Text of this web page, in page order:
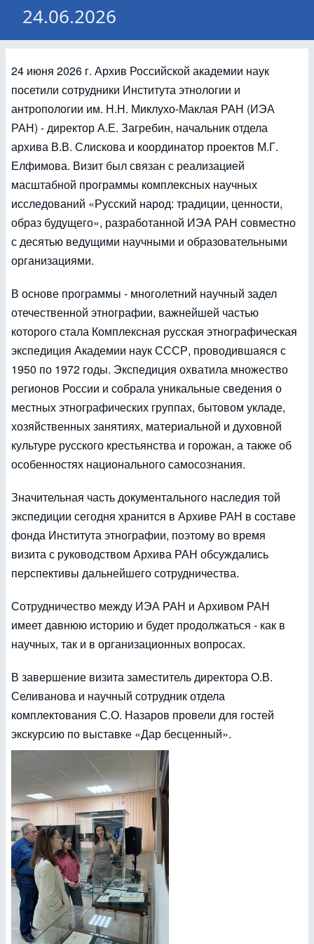
24.06.2026
24 июня 2026 г. Архив Российской академии наук
посетили сотрудники Института этнологии и
антропологии им. Н.Н. Миклухо-Маклая РАН (ИЭА
РАН) - директор А.Е. Загребин, начальник отдела
архива В.В. Слискова и координатор проектов М.Г.
Елфимова. Визит был связан с реализацией
масштабной программы комплексных научных
исследований «Русский народ: традиции, ценности,
образ будущего», разработанной ИЭА РАН совместно
с десятью ведущими научными и образовательными
организациями.
В основе программы - многолетний научный задел
отечественной этнографии, важнейшей частью
которого стала Комплексная русская этнографическая
экспедиция Академии наук СССР, проводившаяся с
1950 по 1972 годы. Экспедиция охватила множество
регионов России и собрала уникальные сведения о
местных этнографических группах, бытовом укладе,
хозяйственных занятиях, материальной и духовной
культуре русского крестьянства и горожан, а также об
особенностях национального самосознания.
Значительная часть документального наследия той
экспедиции сегодня хранится в Архиве РАН в составе
фонда Института этнографии, поэтому во время
визита с руководством Архива РАН обсуждались
перспективы дальнейшего сотрудничества.
Сотрудничество между ИЭА РАН и Архивом РАН
имеет давнюю историю и будет продолжаться - как в
научных, так и в организационных вопросах.
В завершение визита заместитель директора О.В.
Селиванова и научный сотрудник отдела
комплектования С.О. Назаров провели для гостей
экскурсию по выставке «Дар бесценный».